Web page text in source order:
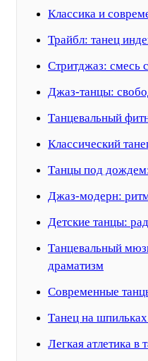
Классика и
Трайбл: танец
Стритджаз: смесь
Джаз-танцы:
Танцевальный
Классический
Танцы под
Джаз-модерн:
Детские танцы:
Танцевальный
драматизм
Современные
Танец на
Легкая атлетика в